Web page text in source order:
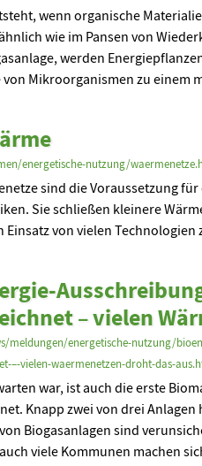
wenn organische
wie im Pansen von
werden
von Mikroorganismen zu einem
energetische-nutzung/
sind die Voraussetzung
Sie schließen kleinere
Einsatz von vielen
– vielen
meldungen/energetische-nutzung/
–-vielen-waermenetzen-droht-das-
war, ist auch die erste
Knapp zwei von drei
Biogasanlagen sind
viele Kommunen machen